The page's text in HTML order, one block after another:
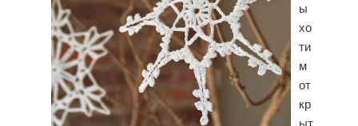
ы
хо
ти
м
от
кр
ыт